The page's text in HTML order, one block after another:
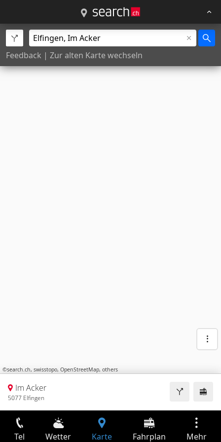
Feedback | Zur alten Karte wechseln
©search.ch, swisstopo, OpenStreetMap, others
Im Acker
5077 Elfingen
Tel Wetter Karte Fahrplan Mehr